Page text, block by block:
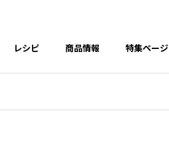
レシピ 商品情報 特集ページ